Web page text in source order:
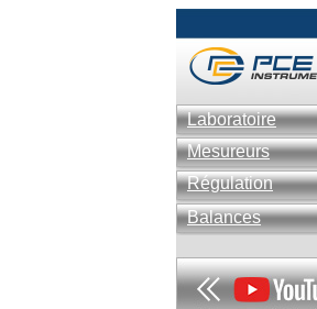
Laboratoire
Mesureurs
Régulation
Balances